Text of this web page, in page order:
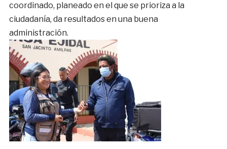
coordinado, planeado en el que se prioriza a la
ciudadanía, da resultados en una buena
administración.